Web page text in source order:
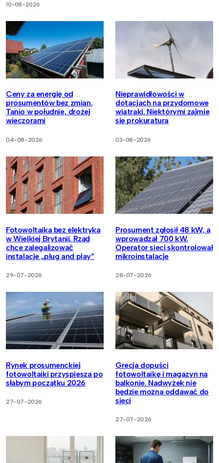
10-08-2026
Ceny za energię od
prosumentów bez zmian.
Tanio w południe, drożej
wieczorami
04-08-2026
Nieprawidłowości w
dotacjach na przydomowe
wiatraki. Niektórymi zajmie
się prokuratura
03-08-2026
Fotowoltaika bez elektryka
w Wielkiej Brytanii. Rząd
chce zalegalizować
instalacje „plug and play”
29-07-2026
Prosument zgłosił 48 kW, a
wprowadzał 700 kW.
Operator sieci skontrolował
mikroinstalacje
28-07-2026
Rynek prosumenckiej
fotowoltaiki przyspiesza po
słabym początku 2026
27-07-2026
Grecja dopuści
fotowoltaikę i magazyn na
balkonie. Nadwyżek nie
będzie można oddawać do
sieci
27-07-2026